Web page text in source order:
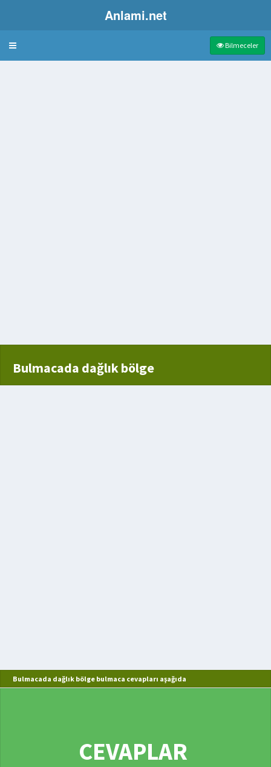
Anlami.net
Bulmaca Bilmeceler
Bulmacada dağlık bölge
Bulmacada dağlık bölge bulmaca cevapları aşağıda
CEVAPLAR